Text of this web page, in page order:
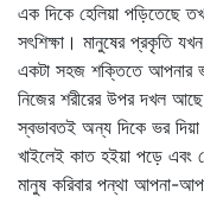
এক দিকে হেলিয়া পড়িতেছে
সৎশিক্ষা। মানুষের প্রকৃতি
একটা সহজ শক্তিতে আপনার
নিজের শরীরের উপর দখল
স্বভাবতই অন্য দিকে ভর
খাইলেই কাত হইয়া পড়ে এবং
মানুষ করিবার পন্থা আপনা-